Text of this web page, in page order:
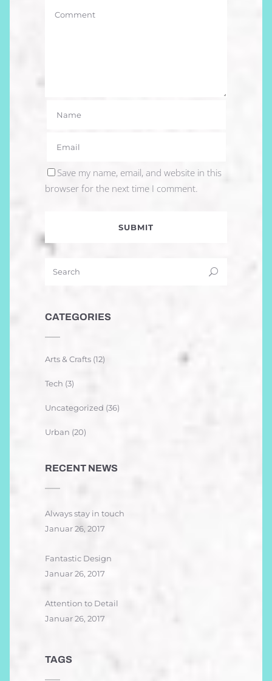
Save my name, email, and website in this
browser for the next time I comment.
CATEGORIES
Arts & Crafts (12)
Tech (3)
Uncategorized (36)
Urban (20)
RECENT NEWS
Always stay in touch
Januar 26, 2017
Fantastic Design
Januar 26, 2017
Attention to Detail
Januar 26, 2017
TAGS